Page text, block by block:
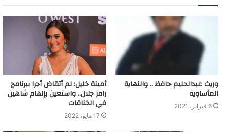
وريث عبدالحليم حافظ .. والنهاية
المأساوية
6 فبراير، 2021
أمينة خليل: لم أتقاض أجرا ببرنامج
رامز جلال.. واستعين بإلهام شاهين
في الخناقات
17 مايو، 2022